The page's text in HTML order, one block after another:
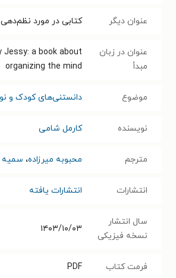
عنوان دیگر کتابی در مورد
عنوان در زبان
مبدأ
Jessy: a book about
organizing the mind
موضوع دانستنی‌های کودک و
نویسنده کارمل شامی
مترجم محبوبه میرزاده، سمیه
انتشارات انتشارات یافته
سال انتشار
نسخه فیزیکی
۱۴۰۳/۱۰/۰۳
فرمت کتاب PDF